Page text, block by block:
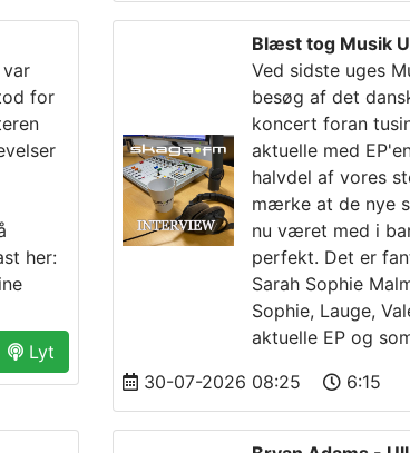
for
her:
Lyt
Blæst tog Musik
Ved sidste uges
besøg af det
koncert foran
aktuelle med
halvdel af vores
mærke at de nye
nu været med i
perfekt. Det er
Sarah Sophie
Sophie, Lauge,
aktuelle EP og
30-07-2026 08:25 6:15